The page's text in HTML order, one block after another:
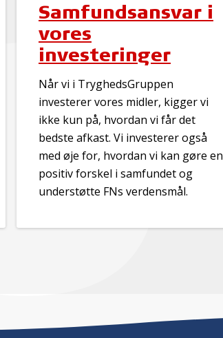
Samfundsansvar i
vores
investeringer
Når vi i TryghedsGruppen
investerer vores midler, kigger vi
ikke kun på, hvordan vi får det
bedste afkast. Vi investerer også
med øje for, hvordan vi kan gøre en
positiv forskel i samfundet og
understøtte FNs verdensmål.